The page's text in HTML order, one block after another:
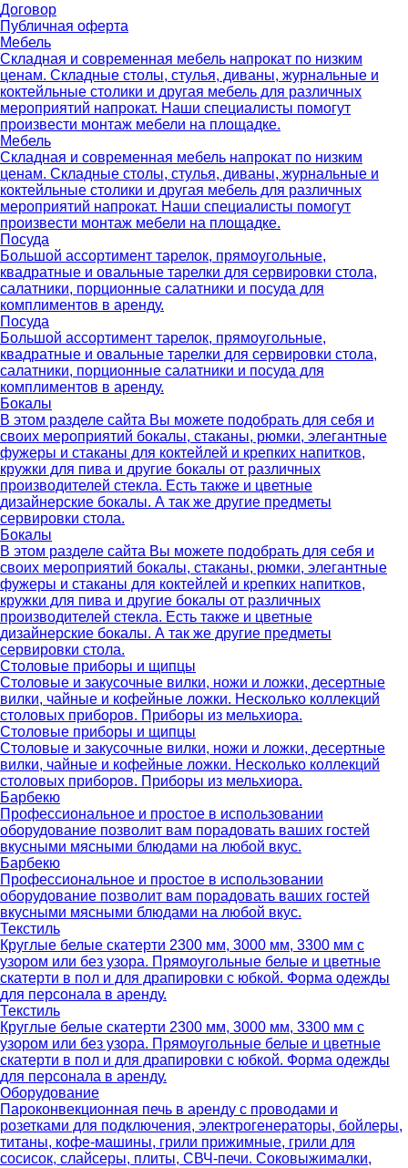
Договор
Публичная оферта
Мебель
Складная и современная мебель напрокат по низким
ценам. Складные столы, стулья, диваны, журнальные и
коктейльные столики и другая мебель для различных
мероприятий напрокат. Наши специалисты помогут
произвести монтаж мебели на площадке.
Мебель
Складная и современная мебель напрокат по низким
ценам. Складные столы, стулья, диваны, журнальные и
коктейльные столики и другая мебель для различных
мероприятий напрокат. Наши специалисты помогут
произвести монтаж мебели на площадке.
Посуда
Большой ассортимент тарелок, прямоугольные,
квадратные и овальные тарелки для сервировки стола,
салатники, порционные салатники и посуда для
комплиментов в аренду.
Посуда
Большой ассортимент тарелок, прямоугольные,
квадратные и овальные тарелки для сервировки стола,
салатники, порционные салатники и посуда для
комплиментов в аренду.
Бокалы
В этом разделе сайта Вы можете подобрать для себя и
своих мероприятий бокалы, стаканы, рюмки, элегантные
фужеры и стаканы для коктейлей и крепких напитков,
кружки для пива и другие бокалы от различных
производителей стекла. Есть также и цветные
дизайнерские бокалы. А так же другие предметы
сервировки стола.
Бокалы
В этом разделе сайта Вы можете подобрать для себя и
своих мероприятий бокалы, стаканы, рюмки, элегантные
фужеры и стаканы для коктейлей и крепких напитков,
кружки для пива и другие бокалы от различных
производителей стекла. Есть также и цветные
дизайнерские бокалы. А так же другие предметы
сервировки стола.
Столовые приборы и щипцы
Столовые и закусочные вилки, ножи и ложки, десертные
вилки, чайные и кофейные ложки. Несколько коллекций
столовых приборов. Приборы из мельхиора.
Столовые приборы и щипцы
Столовые и закусочные вилки, ножи и ложки, десертные
вилки, чайные и кофейные ложки. Несколько коллекций
столовых приборов. Приборы из мельхиора.
Барбекю
Профессиональное и простое в использовании
оборудование позволит вам порадовать ваших гостей
вкусными мясными блюдами на любой вкус.
Барбекю
Профессиональное и простое в использовании
оборудование позволит вам порадовать ваших гостей
вкусными мясными блюдами на любой вкус.
Текстиль
Круглые белые скатерти 2300 мм, 3000 мм, 3300 мм с
узором или без узора. Прямоугольные белые и цветные
скатерти в пол и для драпировки с юбкой. Форма одежды
для персонала в аренду.
Текстиль
Круглые белые скатерти 2300 мм, 3000 мм, 3300 мм с
узором или без узора. Прямоугольные белые и цветные
скатерти в пол и для драпировки с юбкой. Форма одежды
для персонала в аренду.
Оборудование
Пароконвекционная печь в аренду с проводами и
розетками для подключения, электрогенераторы, бойлеры,
титаны, кофе-машины, грили прижимные, грили для
сосисок, слайсеры, плиты, СВЧ-печи. Соковыжималки,